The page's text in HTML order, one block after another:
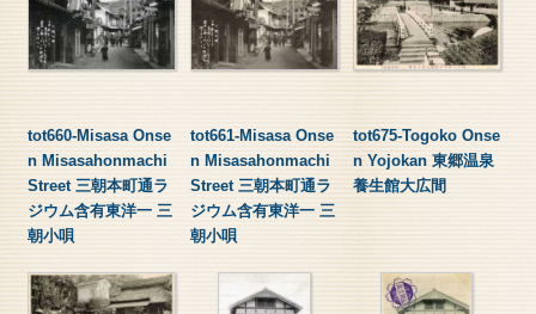
tot660-Misasa Onse
n Misasahonmachi
Street 三朝本町通ラ
ジウム含有東洋一 三
朝小唄
tot661-Misasa Onse
n Misasahonmachi
Street 三朝本町通ラ
ジウム含有東洋一 三
朝小唄
tot675-Togoko Onse
n Yojokan 東郷温泉
養生館大広間